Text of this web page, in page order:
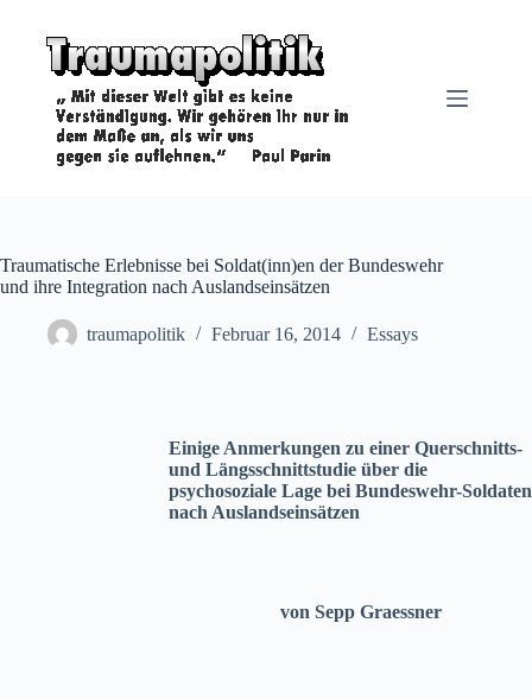
springen
Traumatische Erlebnisse bei Soldat(inn)en der Bundeswehr
und ihre Integration nach Auslandseinsätzen
traumapolitik Februar 16, 2014 Essays
Einige Anmerkungen zu einer Querschnitts-
und Längsschnittstudie über die
psychosoziale Lage bei Bundeswehr-Soldaten
nach Auslandseinsätzen
von Sepp Graessner